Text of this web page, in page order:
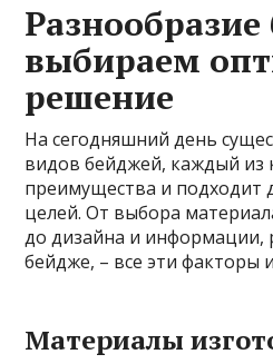
выбираем
решение
На сегодняшний день
видов бейджей, каждый из
преимущества и подходит
целей. От выбора
до дизайна и информации,
бейдже, – все эти факторы
Материалы